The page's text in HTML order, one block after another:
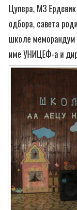
Цупера, МЗ
одбора, савета
школе меморандум
име УНИЦЕФ-а и